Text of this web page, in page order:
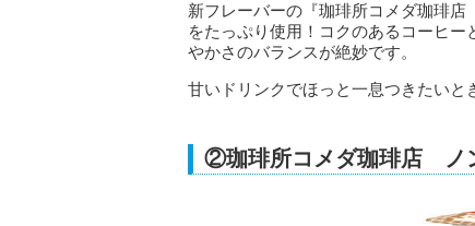
新フレーバーの『珈琲所コメダ珈琲
をたっぷり使用！コクのあるコーヒ
やかさのバランスが絶妙です。
甘いドリンクでほっと一息つきたいと
②珈琲所コメダ珈琲店 ノ